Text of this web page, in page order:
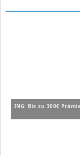
ING: Bis zu 300€